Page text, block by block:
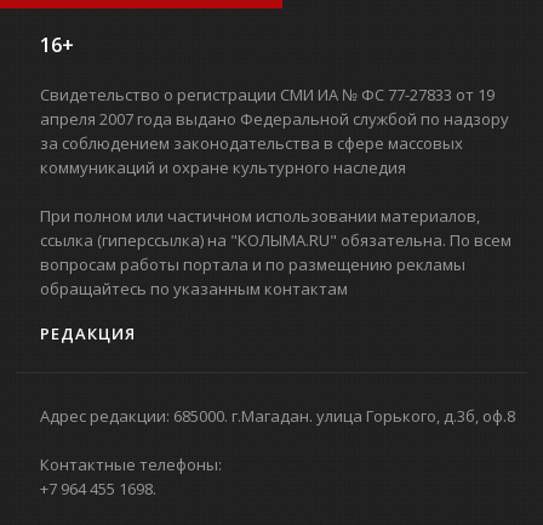
16+
Свидетельство о регистрации СМИ ИА № ФС 77-27833 от 19
апреля 2007 года выдано Федеральной службой по надзору
за соблюдением законодательства в сфере массовых
коммуникаций и охране культурного наследия
При полном или частичном использовании материалов,
ссылка (гиперссылка) на "КОЛЫМА.RU" обязательна. По всем
вопросам работы портала и по размещению рекламы
обращайтесь по указанным контактам
РЕДАКЦИЯ
Адрес редакции: 685000. г.Магадан. улица Горького, д.3б, оф.8
Контактные телефоны:
+7 964 455 1698.